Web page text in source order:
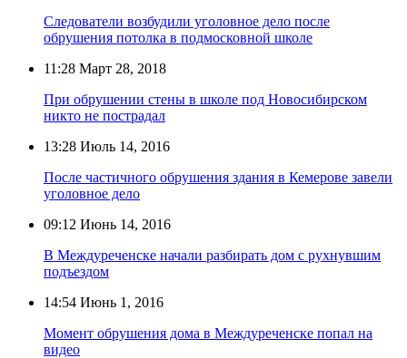
Следователи возбудили уголовное дело после
обрушения потолка в подмосковной школе
11:28 Март 28, 2018
При обрушении стены в школе под Новосибирском
никто не пострадал
13:28 Июль 14, 2016
После частичного обрушения здания в Кемерове завели
уголовное дело
09:12 Июнь 14, 2016
В Междуреченске начали разбирать дом с рухнувшим
подъездом
14:54 Июнь 1, 2016
Момент обрушения дома в Междуреченске попал на
видео